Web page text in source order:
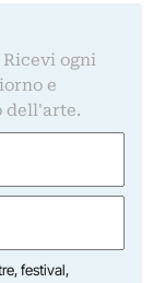
ogni
e
dell'arte.
festival,